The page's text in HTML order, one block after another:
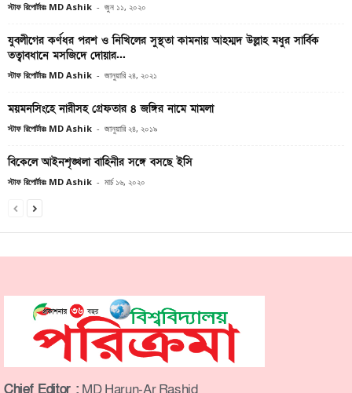
স্টাফ রিপোর্টারঃ MD Ashik - জুন ১১, ২০২০
যুবলীগের কর্ণধর পরশ ও নিখিলের সুস্থতা কামনায় আহম্মদ উল্লাহ মধুর সার্বিক
তত্বাবধানে মসজিদে দোয়ার...
স্টাফ রিপোর্টারঃ MD Ashik - জানুয়ারি ২৪, ২০২১
ময়মনসিংহে নারীসহ গ্রেফতার ৪ জঙ্গির নামে মামলা
স্টাফ রিপোর্টারঃ MD Ashik - জানুয়ারি ২৪, ২০১৯
বিকেলে আইনশৃঙ্খলা বাহিনীর সঙ্গে বসছে ইসি
স্টাফ রিপোর্টারঃ MD Ashik - মার্চ ১৬, ২০২০